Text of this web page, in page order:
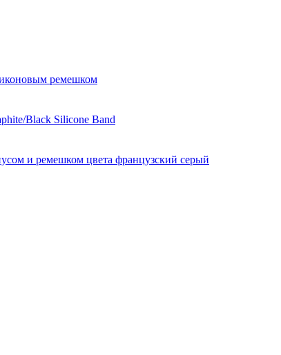
ремешком
Black Silicone Band
и ремешком цвета французский серый